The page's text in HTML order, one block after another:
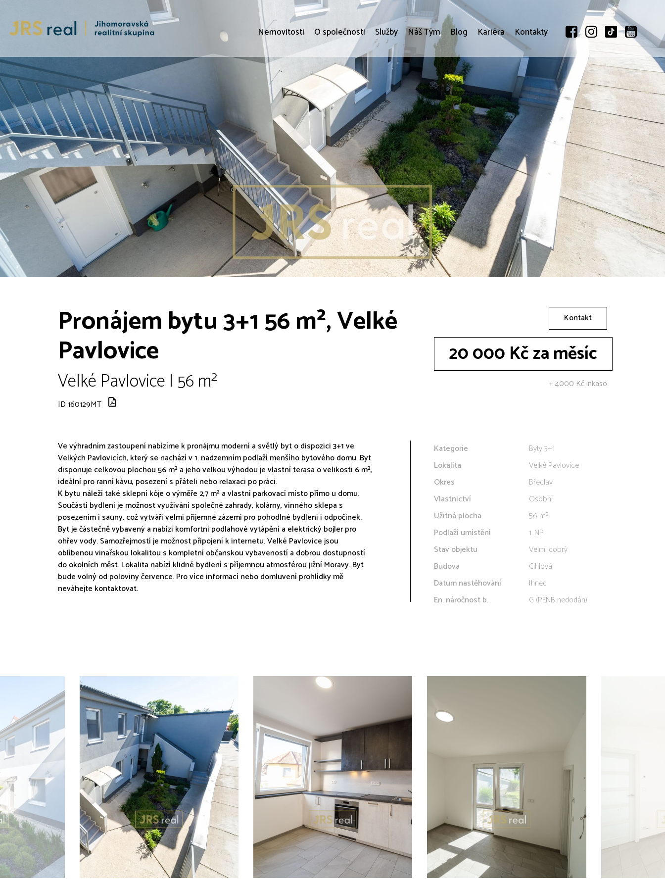
Nemovitosti O společnosti Služby Náš Tým Blog Kariéra Kontakty
Pronájem bytu 3+1 56 m², Velké
Pavlovice
Velké Pavlovice | 56 m²
ID 160129MT
Kontakt
20 000 Kč za měsíc
+ 4000 Kč inkaso
Ve výhradním zastoupení nabízíme k pronájmu moderní a světlý byt o dispozici 3+1 ve
Velkých Pavlovicích, který se nachází v 1. nadzemním podlaží menšího bytového domu. Byt
disponuje celkovou plochou 56 m² a jeho velkou výhodou je vlastní terasa o velikosti 6 m²,
ideální pro ranní kávu, posezení s přáteli nebo relaxaci po práci.
K bytu náleží také sklepní kóje o výměře 2,7 m² a vlastní parkovací místo přímo u domu.
Součástí bydlení je možnost využívání společné zahrady, kolárny, vinného sklepa s
posezením i sauny, což vytváří velmi příjemné zázemí pro pohodlné bydlení i odpočinek.
Byt je částečně vybavený a nabízí komfortní podlahové vytápění a elektrický bojler pro
ohřev vody. Samozřejmostí je možnost připojení k internetu. Velké Pavlovice jsou
oblíbenou vinařskou lokalitou s kompletní občanskou vybaveností a dobrou dostupností
do okolních měst. Lokalita nabízí klidné bydlení s příjemnou atmosférou jižní Moravy. Byt
bude volný od poloviny července. Pro více informací nebo domluvení prohlídky mě
neváhejte kontaktovat.
Kategorie
Byty 3+1
Lokalita
Velké Pavlovice
Okres
Břeclav
Vlastnictví
Osobní
Užitná plocha
56 m²
Podlaží umístění
1. NP
Stav objektu
Velmi dobrý
Budova
Cihlová
Datum nastěhování
Ihned
En. náročnost b.
G (PENB nedodán)